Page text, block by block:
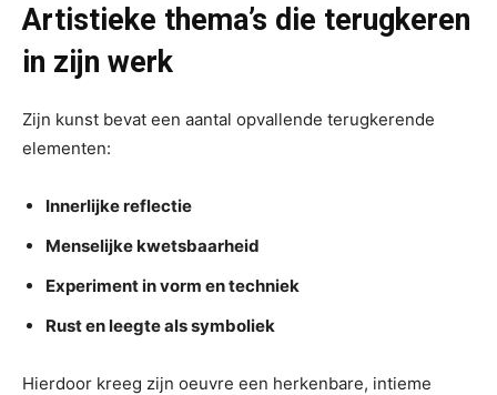
Artistieke thema’s die terugkeren
in zijn werk
Zijn kunst bevat een aantal opvallende terugkerende
elementen:
Innerlijke reflectie
Menselijke kwetsbaarheid
Experiment in vorm en techniek
Rust en leegte als symboliek
Hierdoor kreeg zijn oeuvre een herkenbare, intieme